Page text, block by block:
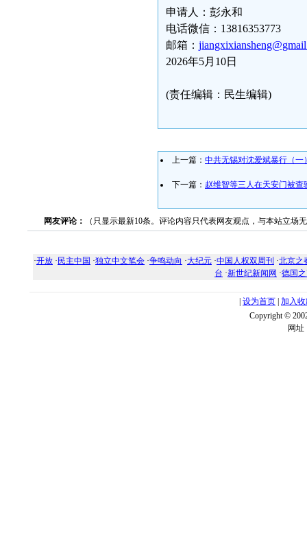
申请人：彭永和
电话微信：13816353773
邮箱：
2026年5月10日
(责任编辑：民生编辑)
上一篇： 中共无锡对沈爱斌暴行（一
下一篇： 赵维智等三人在天安门被查
网友评论： （只显示最新10条。评论内容只代表网友观点，与本站立场
·开放 · 民主中国 ·独立中文笔会 ·争鸣动向 ·大纪元 ·中国人权双周刊 ·北京之
台 ·新世纪新闻网 ·德国
设为首页 加入
Copyright ©
网址